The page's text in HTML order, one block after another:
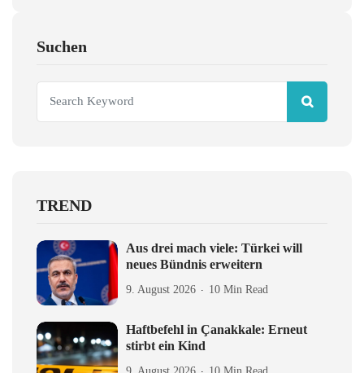
Suchen
TREND
Aus drei mach viele: Türkei will
neues Bündnis erweitern
9. August 2026 10 Min Read
Haftbefehl in Çanakkale: Erneut
stirbt ein Kind